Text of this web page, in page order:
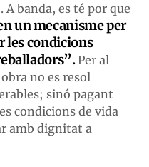
banda, es té por que
un mecanismeper
les condicions
Per al
no es resol
sinó pagant
condicions de vida
amb dignitat a